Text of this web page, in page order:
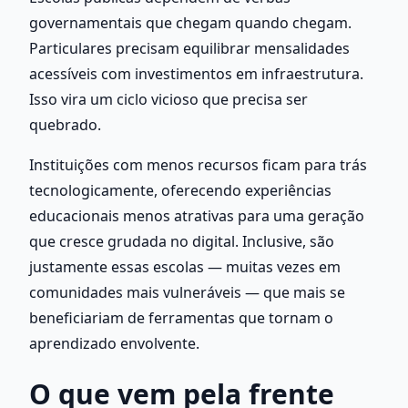
governamentais que chegam quando chegam.
Particulares precisam equilibrar mensalidades
acessíveis com investimentos em infraestrutura.
Isso vira um ciclo vicioso que precisa ser
quebrado.
Instituições com menos recursos ficam para trás
tecnologicamente, oferecendo experiências
educacionais menos atrativas para uma geração
que cresce grudada no digital. Inclusive, são
justamente essas escolas — muitas vezes em
comunidades mais vulneráveis — que mais se
beneficiariam de ferramentas que tornam o
aprendizado envolvente.
O que vem pela frente